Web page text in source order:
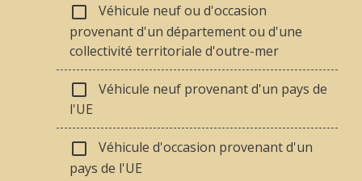
check_box_outline_blank
Véhicule neuf ou d'occasion
provenant d'un département ou d'une
collectivité territoriale d'outre-mer
check_box_outline_blank
Véhicule neuf provenant d'un pays de
l'UE
check_box_outline_blank
Véhicule d'occasion provenant d'un
pays de l'UE